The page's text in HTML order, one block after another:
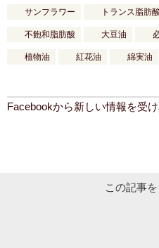
サンフラワー トランス脂肪酸
不飽和脂肪酸 大豆油
植物油 紅花油 綿実油
Facebookから新しい情報を受
この記事